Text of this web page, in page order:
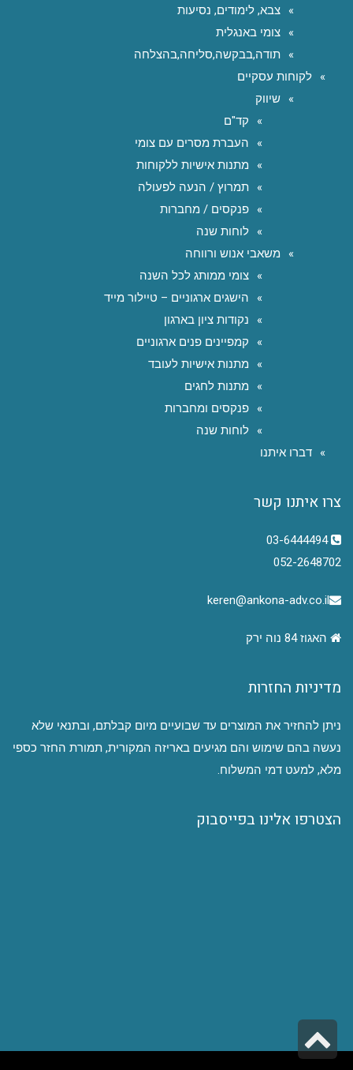
צבא, לימודים, נסיעות
צומי באנגלית
תודה,בבקשה,סליחה,בהצלחה
לקוחות עסקיים
שיווק
קד"ם
העברת מסרים עם צומי
מתנות אישיות ללקוחות
תמרוץ / הנעה לפעולה
פנקסים / מחברות
לוחות שנה
משאבי אנוש ורווחה
צומי ממותג לכל השנה
הישגים ארגוניים – טיילור מייד
נקודות ציון בארגון
קמפיינים פנים ארגוניים
מתנות אישיות לעובד
מתנות לחגים
פנקסים ומחברות
לוחות שנה
דברו איתנו
צרו איתנו קשר
03-6444494
052-2648702
keren@ankona-adv.co.il
האגוז 84 נוה ירק
מדיניות החזרות
ניתן להחזיר את המוצרים עד שבועיים מיום קבלתם, ובתנאי שלא
נעשה בהם שימוש והם מגיעים באריזה המקורית, תמורת החזר כספי
מלא, למעט דמי המשלוח.
הצטרפו אלינו בפייסבוק
גלילה